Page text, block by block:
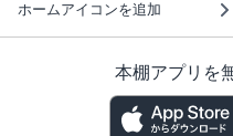
ホームアイコンを追加
本棚アプリを